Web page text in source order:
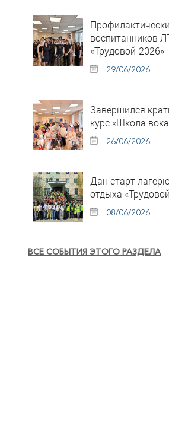
воспитанников
«Трудовой-2026»
29/06/2026
Завершился
курс «Школа
26/06/2026
Дан старт
отдыха
08/06/2026
ВСЕ СОБЫТИЯ ЭТОГО РАЗДЕЛА